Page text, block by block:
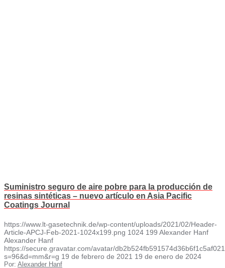
Suministro seguro de aire pobre para la producción de
resinas sintéticas – nuevo artículo en Asia Pacific
Coatings Journal
https://www.lt-gasetechnik.de/wp-content/uploads/2021/02/Header-
Article-APCJ-Feb-2021-1024x199.png 1024 199 Alexander Hanf
Alexander Hanf
https://secure.gravatar.com/avatar/
s=96&d=mm&r=g 19 de febrero de 2021 19 de enero de 2024
Por: Alexander Hanf